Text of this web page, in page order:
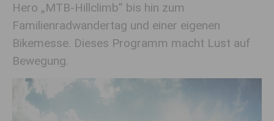
Hero „MTB-Hillclimb” bis hin zum
Familienradwandertag und einer eigenen
Bikemesse. Dieses Programm macht Lust auf
Bewegung.